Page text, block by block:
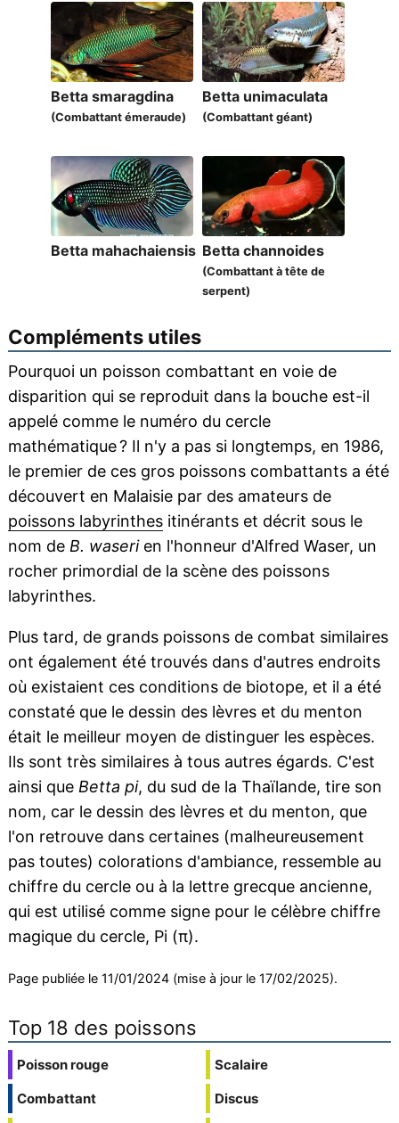
Betta smaragdina
(Combattant émeraude)
Betta unimaculata
(Combattant géant)
Betta mahachaiensis Betta channoides
(Combattant à tête de
serpent)
Compléments utiles
Pourquoi un poisson combattant en voie de
disparition qui se reproduit dans la bouche est-il
appelé comme le numéro du cercle
mathématique ? Il n'y a pas si longtemps, en 1986,
le premier de ces gros poissons combattants a été
découvert en Malaisie par des amateurs de
poissons labyrinthesitinérants et décrit sous le
nom de B. waserien l'honneur d'Alfred Waser, un
rocher primordial de la scène des poissons
labyrinthes.
Plus tard, de grands poissons de combat similaires
ont également été trouvés dans d'autres endroits
où existaient ces conditions de biotope, et il a été
constaté que le dessin des lèvres et du menton
était le meilleur moyen de distinguer les espèces.
Ils sont très similaires à tous autres égards. C'est
ainsi que Betta pi, du sud de la Thaïlande, tire son
nom, car le dessin des lèvres et du menton, que
l'on retrouve dans certaines (malheureusement
pas toutes) colorations d'ambiance, ressemble au
chiffre du cercle ou à la lettre grecque ancienne,
qui est utilisé comme signe pour le célèbre chiffre
magique du cercle, Pi (π).
Page publiée le 11/01/2024 (mise à jour le 17/02/2025).
Top 18 des poissons
Poisson rouge
Combattant
Scalaire
Discus